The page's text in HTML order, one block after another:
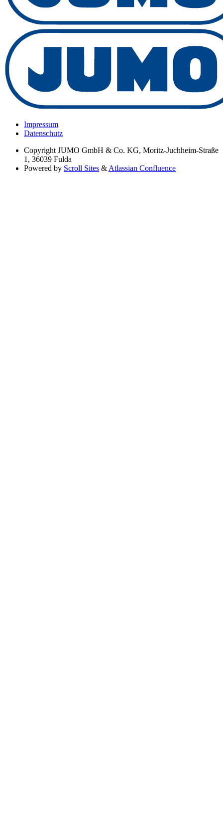
Impressum
Datenschutz
Copyright JUMO GmbH & Co. KG, Moritz-Juchheim-Straße
1, 36039 Fulda
Powered by Scroll Sites & Atlassian Confluence